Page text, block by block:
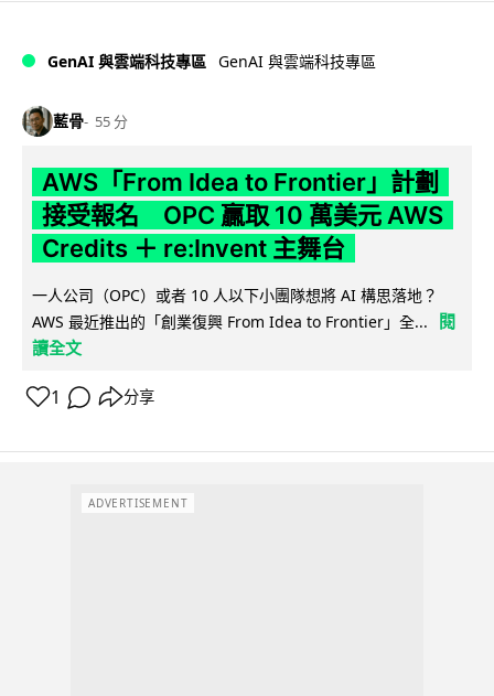
GenAI 與雲端科技專區 GenAI 與雲端科技專區
藍骨 55 分
AWS「From Idea to Frontier」計劃
接受報名 OPC 贏取 10 萬美元 AWS
Credits ＋ re:Invent 主舞台
一人公司（OPC）或者 10 人以下小團隊想將 AI 構思落地？
AWS 最近推出的「創業復興 From Idea to Frontier」全...
閱
讀全文
1 分享
ADVERTISEMENT